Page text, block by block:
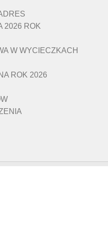
2026 ROK
W WYCIECZKACH
ROK 2026